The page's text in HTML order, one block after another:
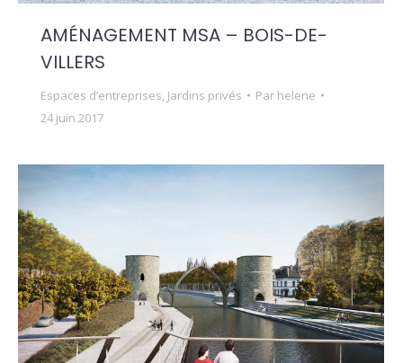
AMÉNAGEMENT MSA – BOIS-DE-
VILLERS
Espaces d’entreprises Jardins privés Par helene
24 juin 2017